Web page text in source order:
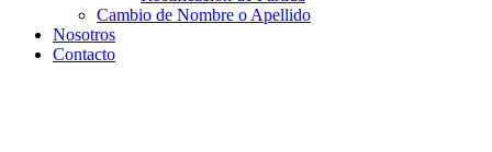
Cambio de Nombre o Apellido
Nosotros
Contacto